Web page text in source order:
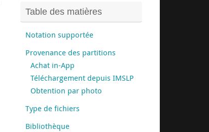
Table des matières
Notation supportée
Provenance des partitions
Achat in-App
Téléchargement depuis IMSLP
Obtention par photo
Type de fichiers
Bibliothèque